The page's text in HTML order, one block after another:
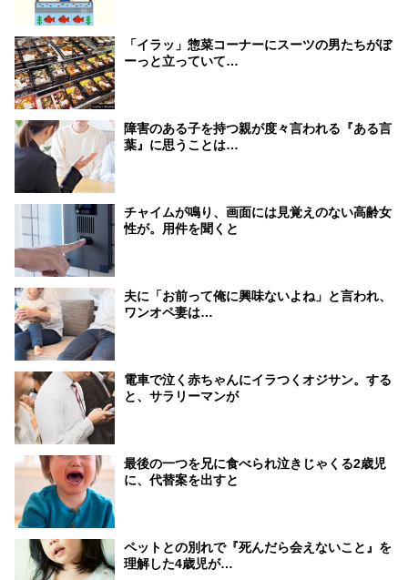
「イラッ」惣菜コーナーにスーツの男たちがぼ
ーっと立っていて…
障害のある子を持つ親が度々言われる『ある言
葉』に思うことは…
チャイムが鳴り、画面には見覚えのない高齢女
性が。用件を聞くと
夫に「お前って俺に興味ないよね」と言われ、
ワンオペ妻は…
電車で泣く赤ちゃんにイラつくオジサン。する
と、サラリーマンが
最後の一つを兄に食べられ泣きじゃくる2歳児
に、代替案を出すと
ペットとの別れで『死んだら会えないこと』を
理解した4歳児が…